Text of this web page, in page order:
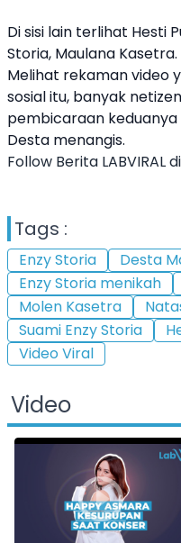
Di sisi lain terlihat Hesti
Storia, Maulana Kasetra.
Melihat rekaman video
sosial itu, banyak
pembicaraan
Desta menangis.
Follow Berita LABVIRAL di
Tags :
Enzy Storia
Desta
Enzy Storia menikah
Molen Kasetra
Suami Enzy Storia
Video Viral
Video